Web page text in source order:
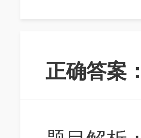
正确答案